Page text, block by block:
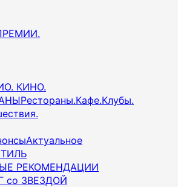
КИНО.
Рестораны.Кафе.Клубы.
Актуальное
РЕКОМЕНДАЦИИ
со ЗВЕЗДОЙ